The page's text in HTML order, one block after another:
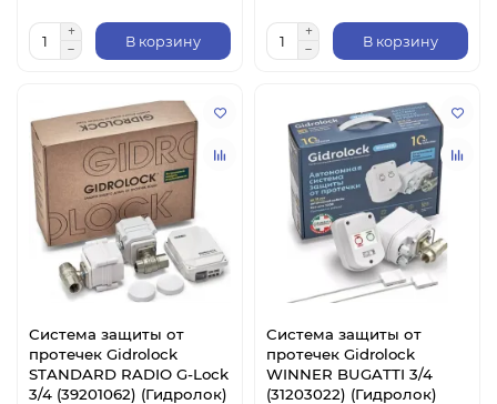
В корзину В корзину
Система защиты от
протечек Gidrolock
STANDARD RADIO G-Lock
3/4 (39201062) (Гидролок)
Система защиты от
протечек Gidrolock
WINNER BUGATTI 3/4
(31203022) (Гидролок)